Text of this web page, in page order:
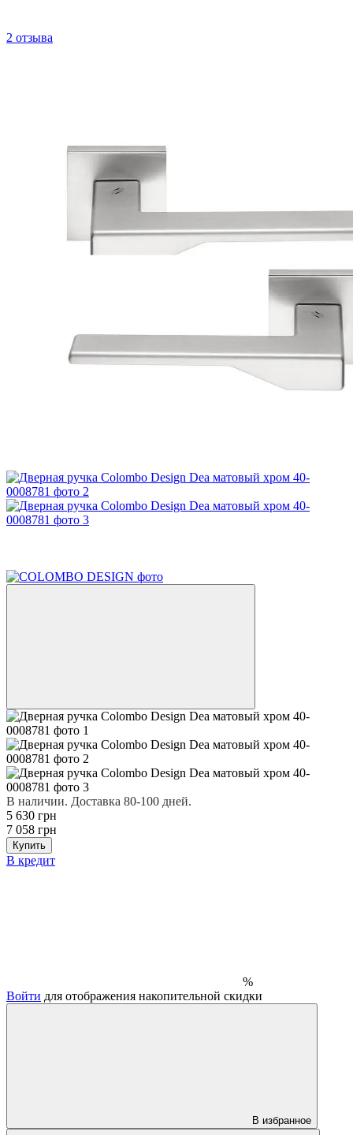
2 отзыва
В наличии. Доставка 80-100 дней.
5 630 грн
7 058 грн
Купить
В кредит
%
Войти для отображения накопительной скидки
В избранное